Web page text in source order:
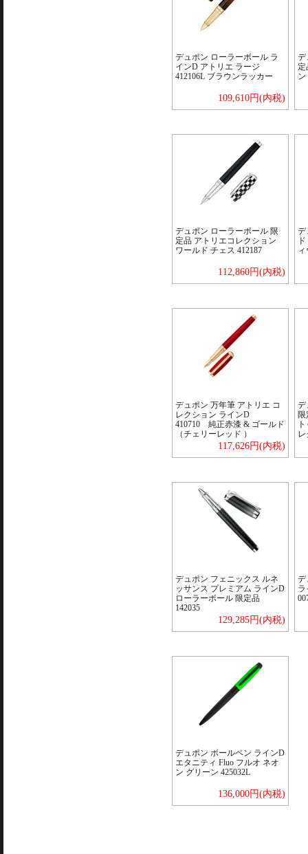
デュポン ローラーボール ラ
インD アトリエ ラージ
412106L ブラウンラッカー
109,610円(内税)
デ
デュポン ローラーボール 限
定品 アトリエコレクション
ワールド チェス 412187
112,860円(内税)
デ
デュポン 万年筆 アトリエ コ
レクション ラインD
410710 純正赤漆 & ゴールド
（チェリーレッド ）
117,626円(内税)
デュポン フェニックス ルネ
ッサンス プレミアム ラインD
ローラーボール 限定品
142035
129,285円(内税)
デ
デュポン ボールペン ラインD
エタニティ Fluo フルオ ネオ
ン グリーン 425032L
136,000円(内税)